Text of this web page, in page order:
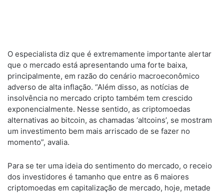
O especialista diz que é extremamente importante alertar
que o mercado está apresentando uma forte baixa,
principalmente, em razão do cenário macroeconômico
adverso de alta inflação. “Além disso, as notícias de
insolvência no mercado cripto também tem crescido
exponencialmente. Nesse sentido, as criptomoedas
alternativas ao bitcoin, as chamadas ‘altcoins’, se mostram
um investimento bem mais arriscado de se fazer no
momento”, avalia.
Para se ter uma ideia do sentimento do mercado, o receio
dos investidores é tamanho que entre as 6 maiores
criptomoedas em capitalização de mercado, hoje, metade